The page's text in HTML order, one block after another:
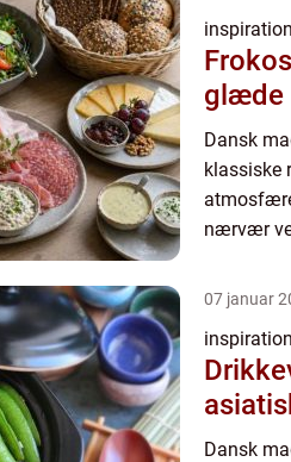
inspiration
glæde
Dansk
klassiske
nærvær
dyder fra
07 januar
inspiration
Dansk